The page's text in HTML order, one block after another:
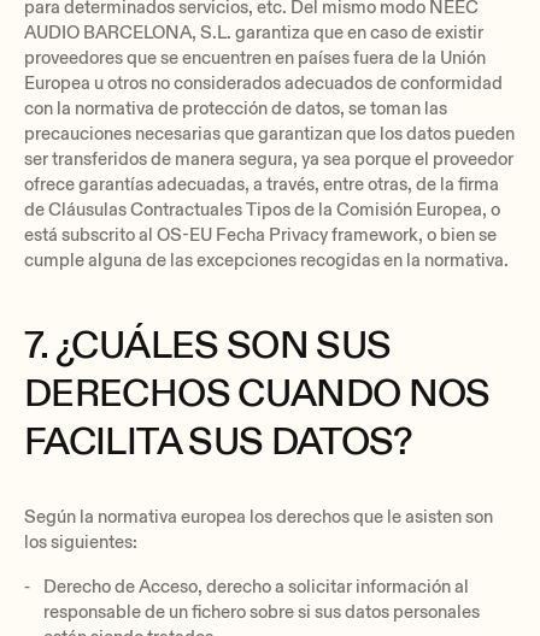
para determinados servicios, etc. Del mismo modo NEEC
AUDIO BARCELONA, S.L. garantiza que en caso de existir
proveedores que se encuentren en países fuera de la Unión
Europea u otros no considerados adecuados de conformidad
con la normativa de protección de datos, se toman las
precauciones necesarias que garantizan que los datos pueden
ser transferidos de manera segura, ya sea porque el proveedor
ofrece garantías adecuadas, a través, entre otras, de la firma
de Cláusulas Contractuales Tipos de la Comisión Europea, o
está subscrito al OS-EU Fecha Privacy framework, o bien se
cumple alguna de las excepciones recogidas en la normativa.
7. ¿CUÁLES SON SUS
DERECHOS CUANDO NOS
FACILITA SUS DATOS?
Según la normativa europea los derechos que le asisten son
los siguientes:
Derecho de Acceso, derecho a solicitar información al
responsable de un fichero sobre si sus datos personales